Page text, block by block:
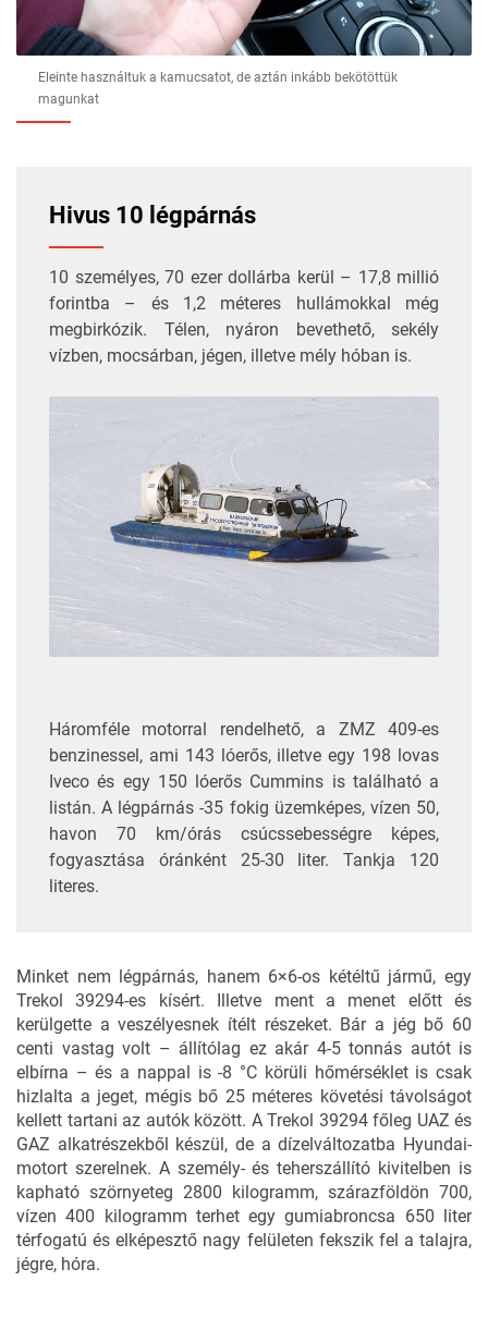
Eleinte használtuk a kamucsatot, de aztán inkább bekötöttük
magunkat
Hivus 10 légpárnás
10 személyes, 70 ezer dollárba kerül – 17,8 millió
forintba – és 1,2 méteres hullámokkal még
megbirkózik. Télen, nyáron bevethető, sekély
vízben, mocsárban, jégen, illetve mély hóban is.
Háromféle motorral rendelhető, a ZMZ 409-es
benzinessel, ami 143 lóerős, illetve egy 198 lovas
Iveco és egy 150 lóerős Cummins is található a
listán. A légpárnás -35 fokig üzemképes, vízen 50,
havon 70 km/órás csúcssebességre képes,
fogyasztása óránként 25-30 liter. Tankja 120
literes.
Minket nem légpárnás, hanem 6×6-os kétéltű jármű, egy
Trekol 39294-es kísért. Illetve ment a menet előtt és
kerülgette a veszélyesnek ítélt részeket. Bár a jég bő 60
centi vastag volt – állítólag ez akár 4-5 tonnás autót is
elbírna – és a nappal is -8 °C körüli hőmérséklet is csak
hizlalta a jeget, mégis bő 25 méteres követési távolságot
kellett tartani az autók között. A Trekol 39294 főleg UAZ és
GAZ alkatrészekből készül, de a dízelváltozatba Hyundai-
motort szerelnek. A személy- és teherszállító kivitelben is
kapható szörnyeteg 2800 kilogramm, szárazföldön 700,
vízen 400 kilogramm terhet egy gumiabroncsa 650 liter
térfogatú és elképesztő nagy felületen fekszik fel a talajra,
jégre, hóra.